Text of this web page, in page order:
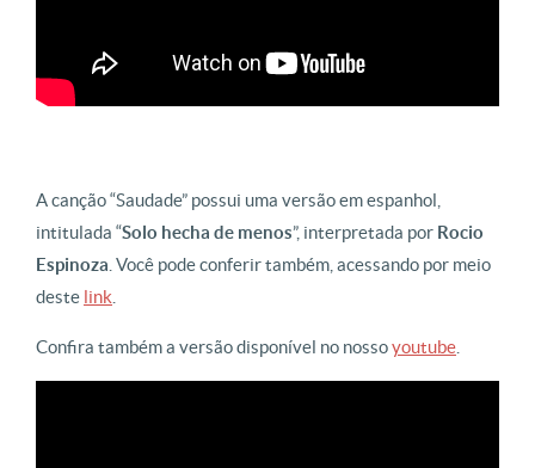
A canção “Saudade” possui uma versão em espanhol,
intitulada “Solo hecha de menos”, interpretada por Rocio
Espinoza . Você pode conferir também, acessando por meio
deste link
Confira também a versão disponível no nossoyoutube